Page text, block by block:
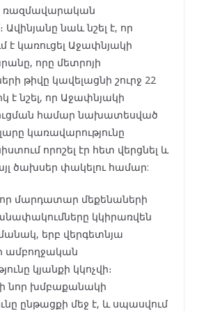
ռազմավարական
Ավինյանը նաև նշել է, որ
կառուցել Աջափնյակի
որը մետրոյի
թիվը կավելացնի շուրջ 22
է նշել, որ Աջափնյակի
համար նախատեսված
կառավարությունը
որոշել էր հետ վերցնել և
ծախսեր փակելու համար:
որ մարդատար մեքենաների
կկիրառվեն
երբ վերգետնյա
ամբողջական
կյանքի կկոչվի։
նոր խմբաքանակի
ընթացքի մեջ է, և սպասվում